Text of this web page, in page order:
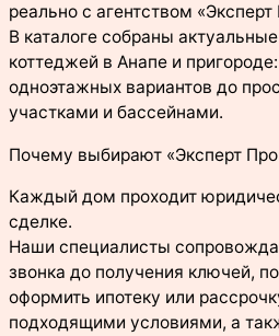
реально с агентством «Эксперт
В каталоге собраны
коттеджей в Анапе и
одноэтажных вариантов до
участками и бассейнами.
Почему выбирают «Эксперт
Каждый дом проходит
сделке.
Наши специалисты
звонка до получения ключей,
оформить ипотеку или
подходящими условиями, а